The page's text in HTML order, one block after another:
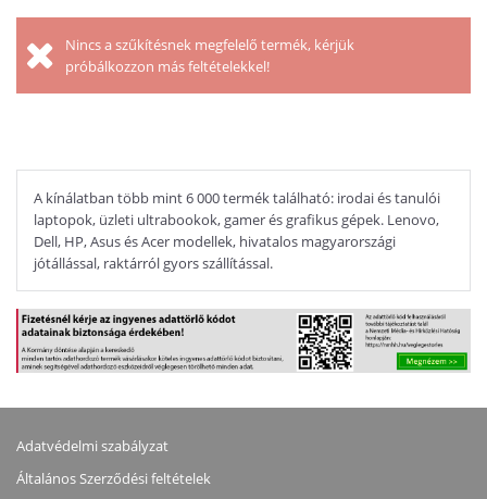
Nincs a szűkítésnek megfelelő termék, kérjük
próbálkozzon más feltételekkel!
A kínálatban több mint 6 000 termék található: irodai és tanulói
laptopok, üzleti ultrabookok, gamer és grafikus gépek. Lenovo,
Dell, HP, Asus és Acer modellek, hivatalos magyarországi
jótállással, raktárról gyors szállítással.
Adatvédelmi szabályzat
Általános Szerződési feltételek